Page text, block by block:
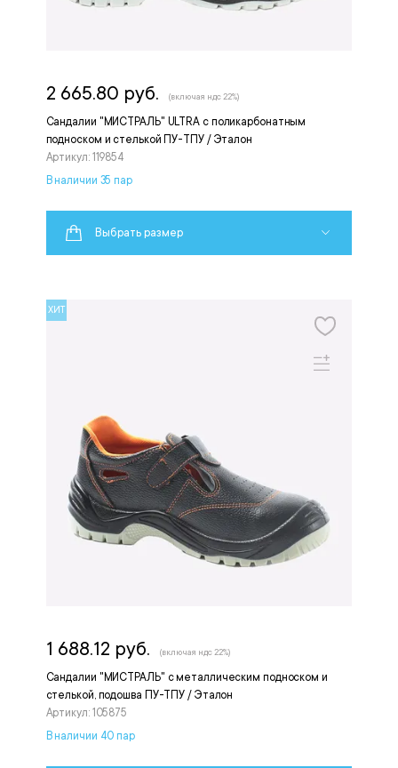
Сандалии "МИСТРАЛЬ" ULTRA с поликарбонатным
подноском и стелькой ПУ-ТПУ / Эталон
Артикул: 119854
2 665.80 руб. (включая ндс 22%)
В наличии 35 пар
Выбрать размер
ХИТ
Сандалии "МИСТРАЛЬ" с металлическим подноском и
стелькой, подошва ПУ-ТПУ / Эталон
Артикул: 105875
1 688.12 руб. (включая ндс 22%)
В наличии 40 пар